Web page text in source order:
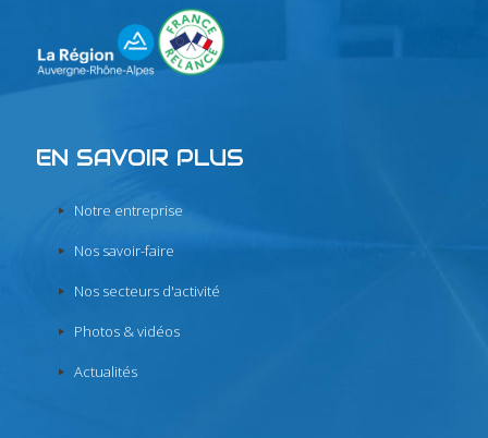
EN SAVOIR PLUS
Notre entreprise
Nos savoir-faire
Nos secteurs d'activité
Photos & vidéos
Actualités